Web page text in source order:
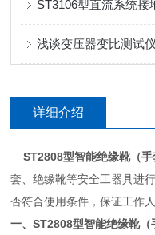
ST3106型直流系统
浅谈变压器变比测试
详细介绍
ST2808型智能绝缘靴（手
套、绝缘靴等安全工器具进
否符合使用条件，保证工作
一、ST2808型智能绝缘靴